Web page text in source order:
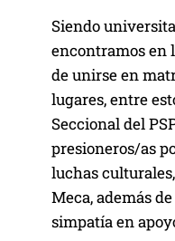
Siendo
encontramos en
de unirse en
lugares, entre
Seccional del
presioneros/as
luchas
Meca, además
simpatía en